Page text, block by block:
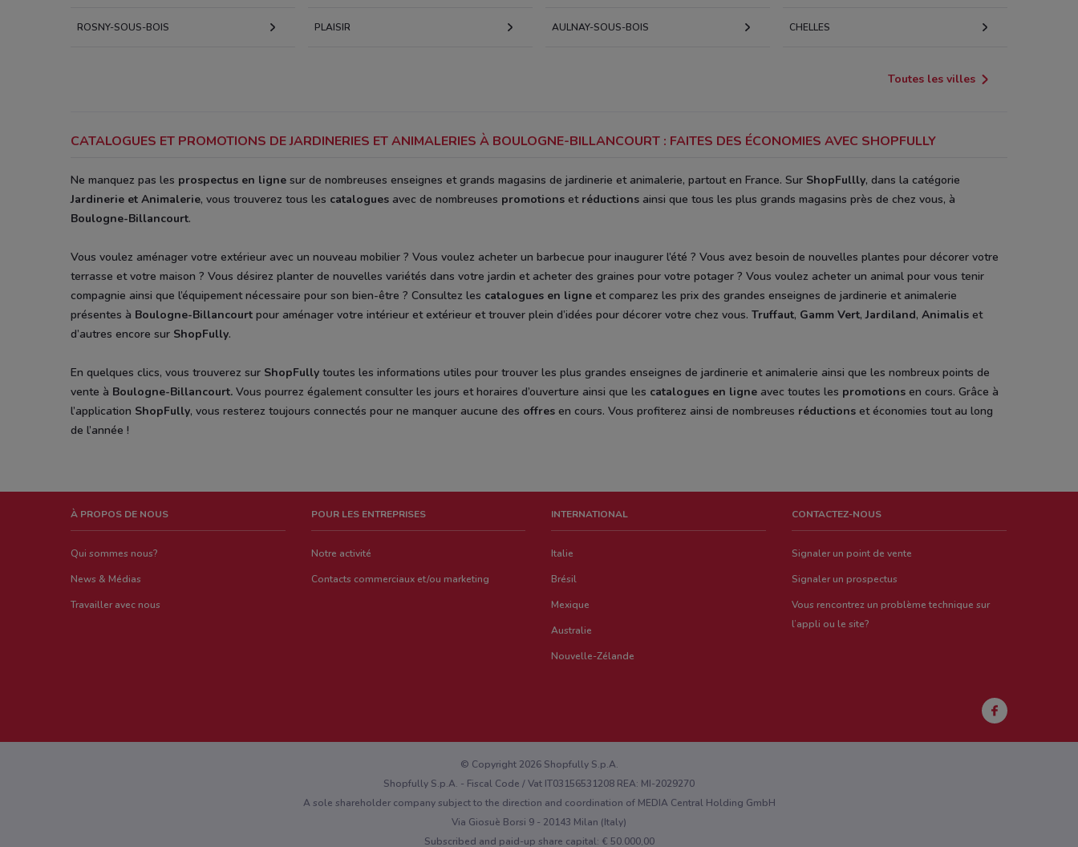
ROSNY-SOUS-BOIS PLAISIR AULNAY-SOUS-BOIS CHELLES
Toutes les villes
CATALOGUES ET PROMOTIONS DE JARDINERIES ET ANIMALERIES À BOULOGNE-BILLANCOURT : FAITES DES ÉCONOMIES AVEC SHOPFULLY
Ne manquez pas les prospectus en ligne sur de nombreuses enseignes et grands magasins de jardinerie et animalerie, partout en France. Sur ShopFullly, dans la catégorie
Jardinerie et Animalerie, vous trouverez tous les catalogues avec de nombreuses promotions et réductions ainsi que tous les plus grands magasins près de chez vous, à
Boulogne-Billancourt.
Vous voulez aménager votre extérieur avec un nouveau mobilier ? Vous voulez acheter un barbecue pour inaugurer l’été ? Vous avez besoin de nouvelles plantes pour décorer votre
terrasse et votre maison ? Vous désirez planter de nouvelles variétés dans votre jardin et acheter des graines pour votre potager ? Vous voulez acheter un animal pour vous tenir
compagnie ainsi que l’équipement nécessaire pour son bien-être ? Consultez les catalogues en ligne et comparez les prix des grandes enseignes de jardinerie et animalerie
présentes à Boulogne-Billancourt pour aménager votre intérieur et extérieur et trouver plein d’idées pour décorer votre chez vous. Truffaut, Gamm Vert,Jardiland, Animalis et
d’autres encore sur ShopFully.
En quelques clics, vous trouverez sur ShopFully toutes les informations utiles pour trouver les plus grandes enseignes de jardinerie et animalerie ainsi que les nombreux points de
vente à Boulogne-Billancourt. Vous pourrez également consulter les jours et horaires d’ouverture ainsi que les catalogues en ligne avec toutes les promotions en cours. Grâce à
l’application ShopFully, vous resterez toujours connectés pour ne manquer aucune des offres en cours. Vous profiterez ainsi de nombreuses réductions et économies tout au long
de l’année !
À PROPOS DE NOUS
Qui sommes nous?
News & Médias
Travailler avec nous
POUR LES ENTREPRISES
Notre activité
Contacts commerciaux et/ou marketing
INTERNATIONAL
Italie
Brésil
Mexique
Australie
Nouvelle-Zélande
CONTACTEZ-NOUS
Signaler un point de vente
Signaler un prospectus
Vous rencontrez un problème technique sur
l’appli ou le site?
© Copyright 2026 Shopfully S.p.A.
Shopfully S.p.A. - Fiscal Code / Vat IT03156531208 REA: MI-2029270
A sole shareholder company subject to the direction and coordination of MEDIA Central Holding GmbH
Via Giosuè Borsi 9 - 20143 Milan (Italy)
Subscribed and paid-up share capital: € 50.000,00